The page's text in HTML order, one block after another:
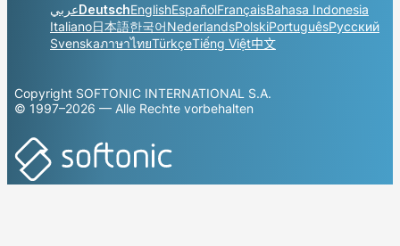
عربيDeutschEnglishEspañolFrançaisBahasa Indonesia
Italiano日本語한국어NederlandsPolskiPortuguêsРусский
SvenskaภาษาไทยTürkçeTiếng Việt中文
Copyright SOFTONIC INTERNATIONAL S.A.
© 1997–2026 — Alle Rechte vorbehalten